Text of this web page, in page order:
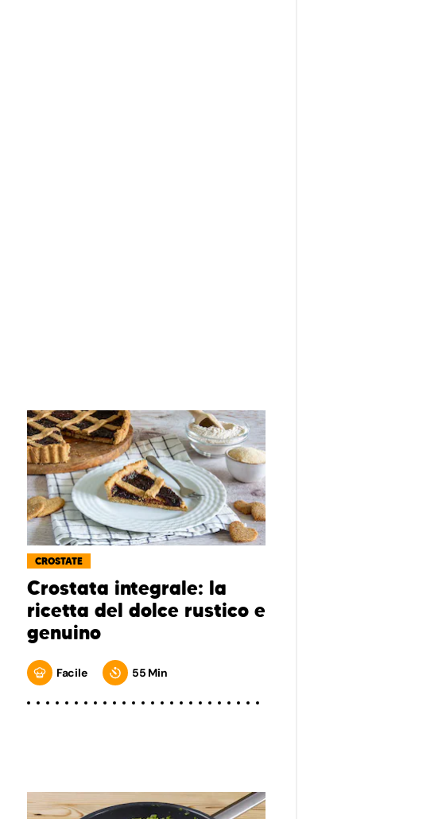
CROSTATE
Crostata integrale: la
ricetta del dolce rustico e
genuino
Facile 55 Min